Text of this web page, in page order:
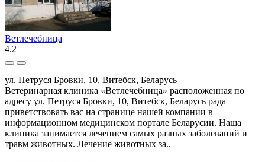
Ветлечебница
4.2
ул. Петруся Бровки, 10, Витебск, Беларусь
Ветеринарная клиника «Ветлечебница» расположенная по
адресу ул. Петруся Бровки, 10, Витебск, Беларусь рада
приветствовать вас на странице нашей компании в
информационном медицинском портале Беларусии. Наша
клиника занимается лечением самых разных заболеваний и
травм животных. Лечение животных за..